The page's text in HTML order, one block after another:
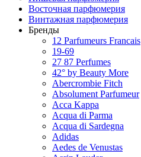
Восточная парфюмерия
Винтажная парфюмерия
Бренды
12 Parfumeurs Francais
19-69
27 87 Perfumes
42° by Beauty More
Abercrombie Fitch
Absolument Parfumeur
Acca Kappa
Acqua di Parma
Acqua di Sardegna
Adidas
Aedes de Venustas